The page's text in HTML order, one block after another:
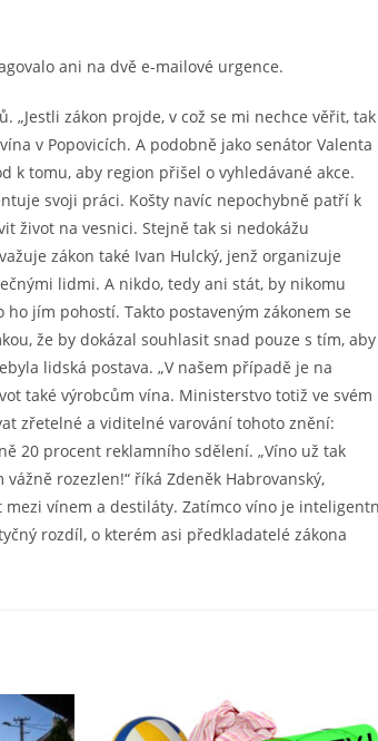
ani na dvě e-mailové urgence.
„Jestli zákon projde, v což se mi nechce věřit, tak
v Popovicích. A podobně jako senátor Valenta
tomu, aby region přišel o vyhledávané akce.
svoji práci. Košty navíc nepochybně patří k
život na vesnici. Stejně tak si nedokážu
zákon také Ivan Hulcký, jenž organizuje
lidmi. A nikdo, tedy ani stát, by nikomu
jím pohostí. Takto postaveným zákonem se
že by dokázal souhlasit snad pouze s tím, aby
lidská postava. „V našem případě je na
také výrobcům vína. Ministerstvo totiž ve svém
zřetelné a viditelné varování tohoto znění:
20 procent reklamního sdělení. „Víno už tak
rozezlen!“ říká Zdeněk Habrovanský,
mezi vínem a destiláty. Zatímco víno je
rozdíl, o kterém asi předkladatelé zákona